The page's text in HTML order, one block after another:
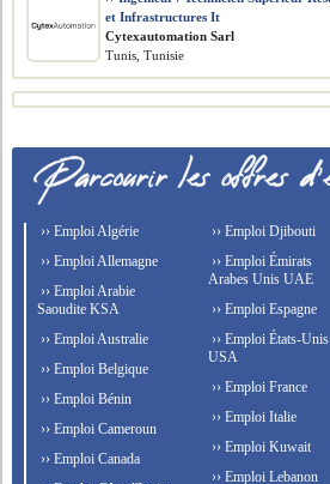
et Infrastructures It
Cytexautomation Sarl
Tunis, Tunisie
›› Emploi Algérie
›› Emploi Allemagne
›› Emploi Arabie
Saoudite KSA
›› Emploi Australie
›› Emploi Belgique
›› Emploi Bénin
›› Emploi Cameroun
›› Emploi Canada
›› Emploi Djibouti
›› Emploi Émirats
Arabes Unis UAE
›› Emploi Espagne
›› Emploi États-Unis
USA
›› Emploi France
›› Emploi Italie
›› Emploi Kuwait
›› Emploi Lebanon